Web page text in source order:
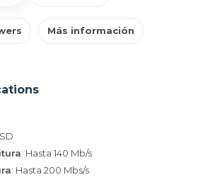
Más información
: Hasta 140 Mb/s
: Hasta 200 Mbs/s